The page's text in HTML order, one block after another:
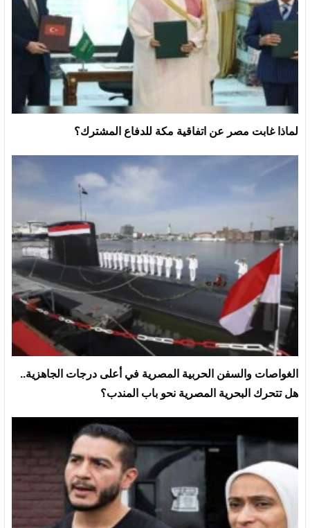
لماذا غابت مصر عن اتفاقية مكة للدفاع المشترك؟
الغواصات والسفن الحربية المصرية في أعلى درجات الجاهزية..
هل تتحرك البحرية المصرية نحو باب المندب؟